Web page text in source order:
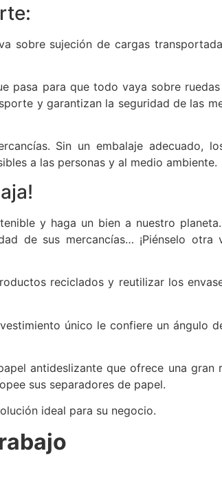
sobre sujeción de cargas
pasa para que todo vaya sobre
y garantizan la seguridad de las
Sin un embalaje adecuado,
a las personas y al medio ambiente.
y haga un bien a nuestro
de sus mercancías… ¡Piénselo
reciclados y reutilizar los
único le confiere un ángulo
antideslizante que ofrece una gran
sus separadores de papel.
ideal para su negocio.